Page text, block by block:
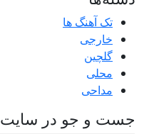
تک آهنگ ها
خارجی
گلچین
محلی
مداحی
جست و جو در سایت